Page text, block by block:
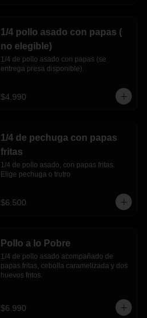
1/4 pollo asado con papas (
no elegible)
1/4 de pollo asado con papas (se
entrega presa disponible).
$4.990
1/4 de pechuga con papas
fritas
1/4 de pollo asado, con papas fritas.
Elige pechuga o trutro
$6.500
Pollo a lo Pobre
1/4 de pollo asado acompañado de
papas fritas, cebolla caramelizada y dos
huevos fritos.
$6.990